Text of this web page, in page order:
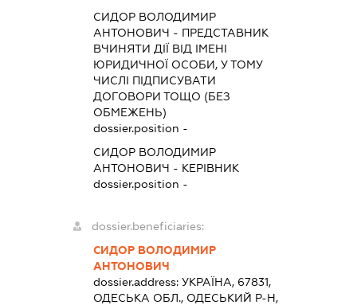
СИДОР ВОЛОДИМИР
АНТОНОВИЧ - ПРЕДСТАВНИК
ВЧИНЯТИ ДІЇ ВІД ІМЕНІ
ЮРИДИЧНОЇ ОСОБИ, У ТОМУ
ЧИСЛІ ПІДПИСУВАТИ
ДОГОВОРИ ТОЩО (БЕЗ
ОБМЕЖЕНЬ)
dossier.position -
СИДОР ВОЛОДИМИР
АНТОНОВИЧ - КЕРІВНИК
dossier.position -
dossier.beneficiaries:
СИДОР ВОЛОДИМИР
АНТОНОВИЧ
dossier.address: УКРАЇНА, 67831,
ОДЕСЬКА ОБЛ., ОДЕСЬКИЙ Р-Н,